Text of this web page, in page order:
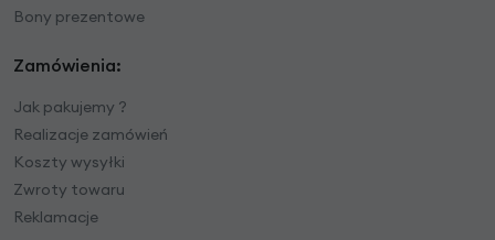
Bony prezentowe
Zamówienia:
Jak pakujemy ?
Realizacje zamówień
Koszty wysyłki
Zwroty towaru
Reklamacje